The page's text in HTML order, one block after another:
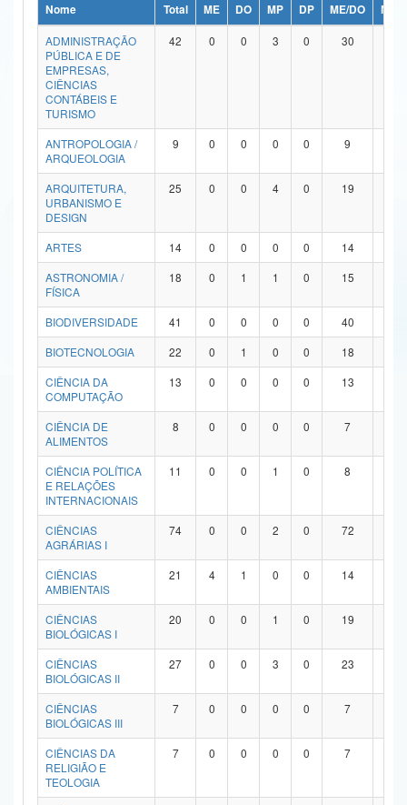
Ministério da Ciência, Tecnologia, Inovações e Comunicações
Ministério do Meio Ambiente
Ministério do Turismo
Ministério do Desenvolvimento Regional
Controladoria-Geral da União
Ministério da Mulher, da Família e dos Direitos Humanos
Secretaria de Governo
Advocacia-Geral da União
Banco Central do Brasil
Nome Total ME DO MP DP ME/DO
MP/
ADMINISTRAÇÃO
PÚBLICA E DE
EMPRESAS,
CIÊNCIAS
CONTÁBEIS E
TURISMO
42 0 0 3 0 30
ANTROPOLOGIA /
ARQUEOLOGIA
9 0 0 0 0 9
ARQUITETURA,
URBANISMO E
DESIGN
25 0 0 4 0 19
ARTES 14 0 0 0 0 14
ASTRONOMIA /
FÍSICA
18 0 1 1 0 15
BIODIVERSIDADE 41 0 0 0 0 40
BIOTECNOLOGIA
22 0 1 0 0 18
CIÊNCIA DA
COMPUTAÇÃO
13 0 0 0 0 13
CIÊNCIA DE
ALIMENTOS
8 0 0 0 0 7
CIÊNCIA POLÍTICA
E RELAÇÕES
INTERNACIONAIS
11 0 0 1 0 8
CIÊNCIAS
AGRÁRIAS I
74 0 0 2 0 72
CIÊNCIAS
AMBIENTAIS
21 4 1 0 0 14
CIÊNCIAS
BIOLÓGICAS I
20 0 0 1 0 19
CIÊNCIAS
BIOLÓGICAS II
27 0 0 3 0 23
CIÊNCIAS
BIOLÓGICAS III
7 0 0 0 0 7
CIÊNCIAS DA
RELIGIÃO E
TEOLOGIA
7 0 0 0 0 7